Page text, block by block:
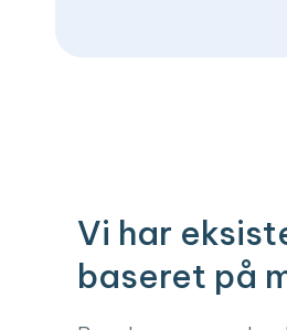
Vi har
baseret på